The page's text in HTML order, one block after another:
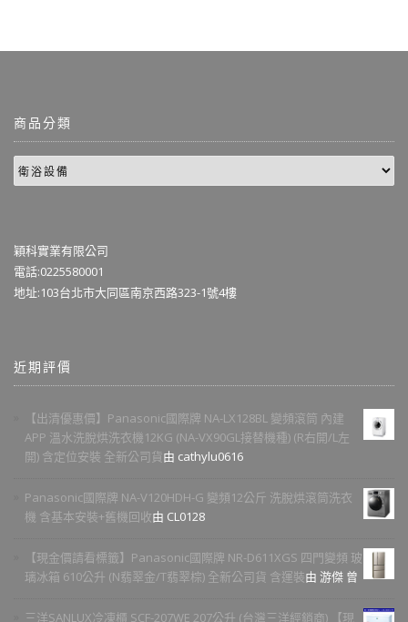
商品分類
穎科實業有限公司
電話:0225580001
地址:103台北市大同區南京西路323-1號4樓
近期評價
【出清優惠價】Panasonic國際牌 NA-LX128BL 變頻滾筒 內建
APP 溫水洗脫烘洗衣機12KG (NA-VX90GL接替機種) (R右開/L左
開) 含定位安裝 全新公司貨由 cathylu0616
Panasonic國際牌 NA-V120HDH-G 變頻12公斤 洗脫烘滾筒洗衣
機 含基本安裝+舊機回收由 CL0128
【現金價請看標籤】Panasonic國際牌 NR-D611XGS 四門變頻 玻
璃冰箱 610公升 (N翡翠金/T翡翠棕) 全新公司貨 含運裝由 游傑 曾
三洋SANLUX冷凍櫃 SCF-207WE 207公升 (台灣三洋經銷商) 【現